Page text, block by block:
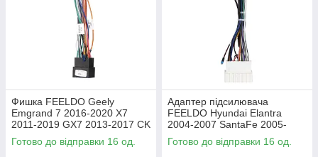
Фишка FEELDO Geely
Emgrand 7 2016-2020 X7
2011-2019 GX7 2013-2017 CK
2008-2016 (7506) 16шт
Готово до відправки 16 од.
Адаптер підсилювача
FEELDO Hyundai Elantra
2004-2007 SantaFe 2005-
2012 Kia Rio 2005-2011
Sportaga 04-10 16шт
Готово до відправки 16 од.